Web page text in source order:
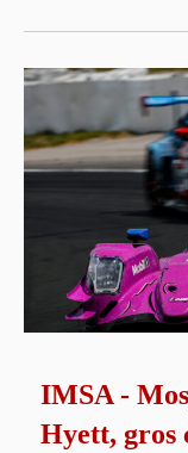
IMSA -
Hyett, gros